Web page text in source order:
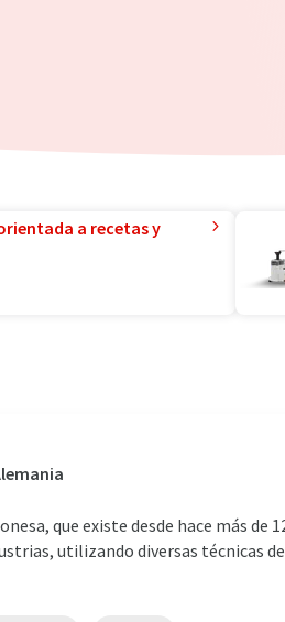
a recetas y
que existe desde hace más de
utilizando diversas técnicas